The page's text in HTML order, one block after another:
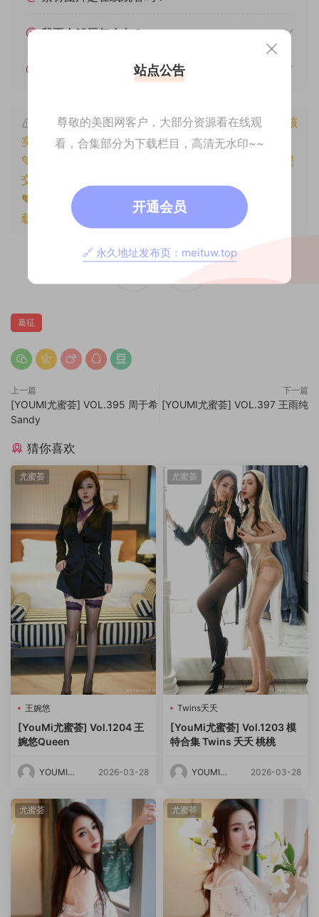
我不会解压怎么办？
遇见其他问题怎么办？
本文资源仅供个人参考学习，请勿批量搬运，一经核
实将封禁账号权限！
💚本文资源均来源网友分享，若侵犯了您的权益可以提
交工单处理。
🧡原文链接：
https://www.znjxg.com/513.html
载请注明出处。
葛征
上一篇
[YOUMI尤蜜荟] VOL.395 周于希
Sandy
下一篇
[YOUMI尤蜜荟] VOL.397 王雨纯
猜你喜欢
尤蜜荟
王婉悠
[YouMi尤蜜荟] Vol.1204 王
婉悠Queen
YOUMI尤
2026-03-28
尤蜜荟
Twins夭夭
[YouMi尤蜜荟] Vol.1203 模
特合集 Twins 夭夭 桃桃
YOUMI尤
2026-03-28
尤蜜荟 尤蜜荟
站点公告
尊敬的美图网客户，大部分资源看在线观
看，合集部分为下载栏目，高清无水印~~
开通会员
🔗 永久地址发布页：meituw.top